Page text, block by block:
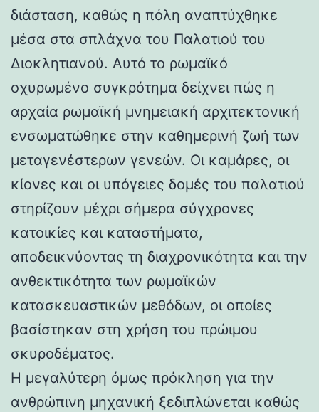
διάσταση, καθώς η πόλη αναπτύχθηκε
μέσα στα σπλάχνα του Παλατιού του
Διοκλητιανού. Αυτό το ρωμαϊκό
οχυρωμένο συγκρότημα δείχνει πώς η
αρχαία ρωμαϊκή μνημειακή αρχιτεκτονική
ενσωματώθηκε στην καθημερινή ζωή των
μεταγενέστερων γενεών. Οι καμάρες, οι
κίονες και οι υπόγειες δομές του παλατιού
στηρίζουν μέχρι σήμερα σύγχρονες
κατοικίες και καταστήματα,
αποδεικνύοντας τη διαχρονικότητα και την
ανθεκτικότητα των ρωμαϊκών
κατασκευαστικών μεθόδων, οι οποίες
βασίστηκαν στη χρήση του πρώιμου
σκυροδέματος.
Η μεγαλύτερη όμως πρόκληση για την
ανθρώπινη μηχανική ξεδιπλώνεται καθώς